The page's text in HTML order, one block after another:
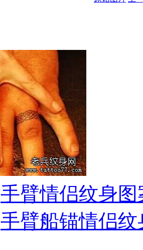
手臂情侣纹身图
手臂船锚情侣纹